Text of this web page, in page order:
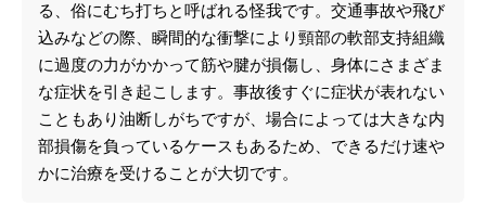
る、俗にむち打ちと呼ばれる怪我です。交通事故や飛び
込みなどの際、瞬間的な衝撃により頸部の軟部支持組織
に過度の力がかかって筋や腱が損傷し、身体にさまざま
な症状を引き起こします。事故後すぐに症状が表れない
こともあり油断しがちですが、場合によっては大きな内
部損傷を負っているケースもあるため、できるだけ速や
かに治療を受けることが大切です。